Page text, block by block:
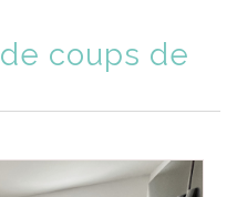
de coups de